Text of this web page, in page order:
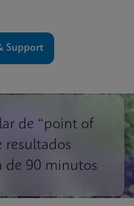
Support
de “point of
resultados
de 90 minutos